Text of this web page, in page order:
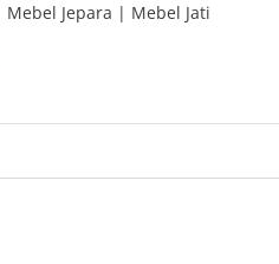
Jepara | Mebel Jati